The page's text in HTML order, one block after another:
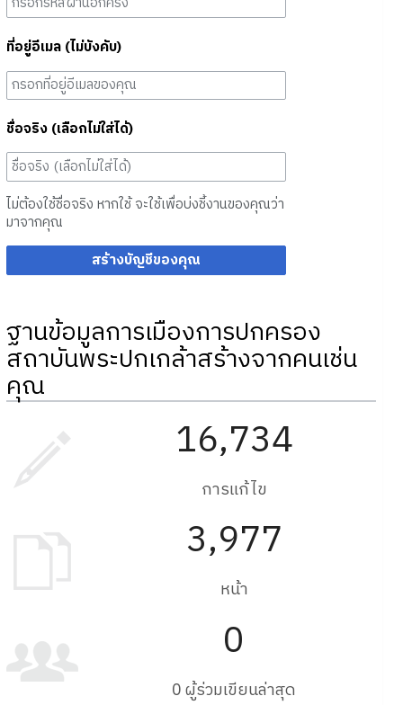
ที่อยู่อีเมล (ไม่บังคับ)
ชื่อจริง (เลือกไม่ใส่ได้)
ไม่ต้องใช้ชื่อจริง หากใช้ จะใช้เพื่อบ่งชี้งานของคุณว่า
มาจากคุณ
สร้างบัญชีของคุณ
ฐานข้อมูลการเมืองการปกครอง
สถาบันพระปกเกล้าสร้างจากคนเช่น
คุณ
16,734
การแก้ไข
3,977
หน้า
0
0 ผู้ร่วมเขียนล่าสุด